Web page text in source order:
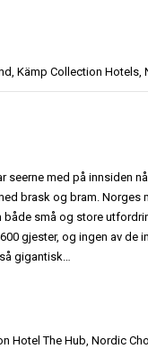
Kämp Collection Hotels
seerne med på innsiden
brask og bram. Norges
små og store
gjester, og ingen av de
gigantisk…
Hotel The Hub, Nordic